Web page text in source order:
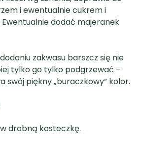
i ewentualnie cukrem i
dodać majeranek
zakwasu barszcz się nie
tylko go tylko podgrzewać –
swój piękny „buraczkowy” kolor.
drobną kosteczkę.